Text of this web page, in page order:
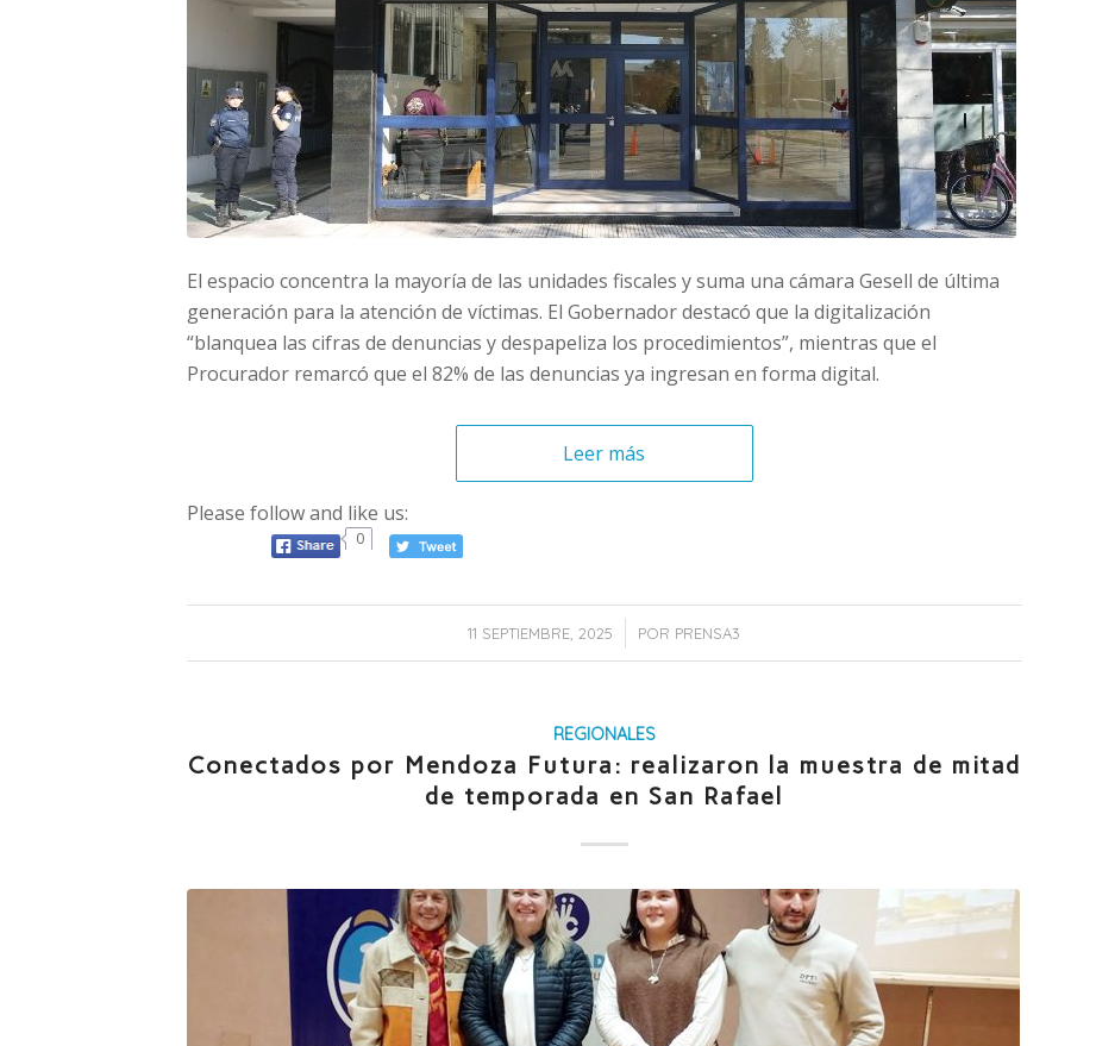
El espacio concentra la mayoría de las unidades fiscales y suma una cámara Gesell de última
generación para la atención de víctimas. El Gobernador destacó que la digitalización
“blanquea las cifras de denuncias y despapeliza los procedimientos”, mientras que el
Procurador remarcó que el 82% de las denuncias ya ingresan en forma digital.
Leer más
Please follow and like us:
0
11 SEPTIEMBRE, 2025
/ POR PRENSA3
REGIONALES
Conectados por Mendoza Futura: realizaron la muestra de mitad
de temporada en San Rafael